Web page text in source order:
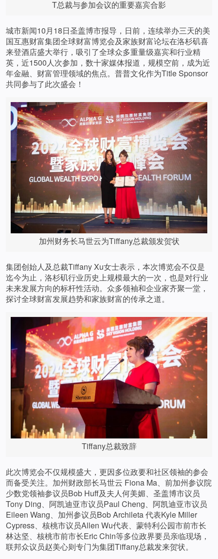
T总裁与参加会议的重要嘉宾合影
城市新闻10月18日圣盖博市报导，日前，连续举办三天的美
国互惠财富集团全球财富博览会及家族财富论坛在洛杉矶喜
来登酒店盛大举行，吸引了全球众多重量级嘉宾和行业精
英，近1500人次参加，数十家媒体报道，规模空前，成为近
年金融、财富管理领域的焦点。普普文化作为Title Sponsor
共同参与了此次盛会！
加州财务长马世云为Tiffany总裁颁发贺状
集团创始人及总裁Tiffany Xu女士表示，本次博览会不仅是
迄今为止，洛杉矶行业历史上规模最大的一次，也是对行业
未来发展方向的标杆性活动。众多领袖和企业家齐聚一堂，
探讨全球财富发展趋势和家族财富的传承之道。
Tiffany总裁致辞
此次博览会不仅规模盛大，更因多位政要和社区领袖的参会
而备受关注。加州财政部长马世云 Fiona Ma、前加州参议院
少数党领袖参议员Bob Huff及夫人何美媚、圣盖博市议员
Tony Ding、阿凯迪亚市议员Paul Cheng、阿凯迪亚市议员
Eileen Wang、加州参议员Bob Archileta 代表Kyle Miller
Cypress、核桃市议员Allen Wu代表、蒙特利公园市前市长
林达坚、核桃市前市长Eric Chin等多位政界要员亲临现场，
联邦众议员赵美心则专门为集团Tiffany总裁发来贺状。